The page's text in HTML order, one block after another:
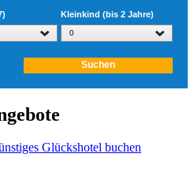
Glückshotel buchen